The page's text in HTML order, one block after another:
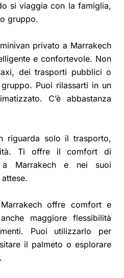
si viaggia con la famiglia,
gruppo.
privato a Marrakech
e confortevole. Non
dei trasporti pubblici o
Puoi rilassarti in un
C’è abbastanza
riguarda solo il trasporto,
Ti offre il comfort di
a Marrakech e nei suoi
offre comfort e
maggiore flessibilità
Puoi utilizzarlo per
il palmeto o esplorare